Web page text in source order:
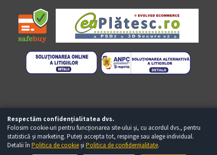
Respectăm confidențialitatea dvs.
Folosim cookie-uri pentru funcționarea site-ului și, cu acordul dvs., pentru
statistică și marketing. Puteți accepta tot, respinge sau alege individual.
Detalii în Politica de cookieși Politica de confidențialitate.